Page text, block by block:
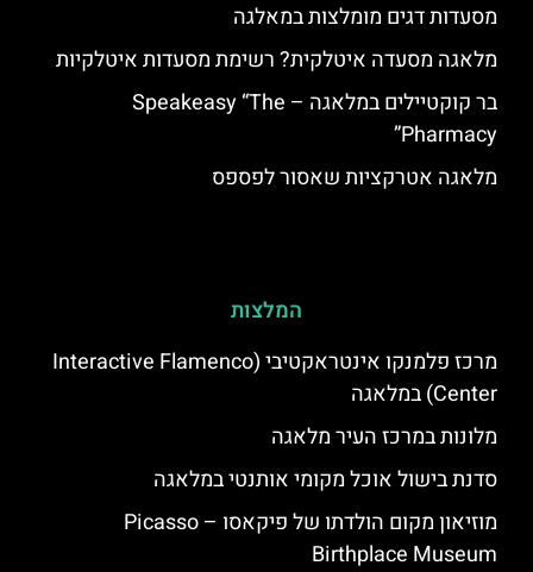
מסעדות דגים מומלצות במאלגה
מלאגה מסעדה איטלקית? רשימת מסעדות איטלקיות
בר קוקטיילים במלאגה – Speakeasy “The
Pharmacy”
מלאגה אטרקציות שאסור לפספס
המלצות
מרכז פלמנקו אינטראקטיבי (Interactive Flamenco
Center) במלאגה
מלונות במרכז העיר מלאגה
סדנת בישול אוכל מקומי אותנטי במלאגה
מוזיאון מקום הולדתו של פיקאסו – Picasso
Birthplace Museum